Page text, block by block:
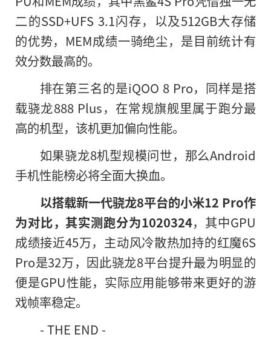
二的SSD+UFS 3.1闪存，以及512GB大存储
的优势，MEM成绩一骑绝尘，是目前统计有
效分数最高的。
排在第三名的是iQOO 8 Pro，同样是搭
载骁龙888 Plus，在常规旗舰里属于跑分最
高的机型，该机更加偏向性能。
如果骁龙8机型规模问世，那么Android
手机性能榜必将全面大换血。
以搭载新一代骁龙8平台的小米12 Pro作
为对比，其实测跑分为1020324，其中GPU
成绩接近45万，主动风冷散热加持的红魔6S
Pro是32万，因此骁龙8平台提升最为明显的
便是GPU性能，实际应用能够带来更好的游
戏帧率稳定。
- THE END -